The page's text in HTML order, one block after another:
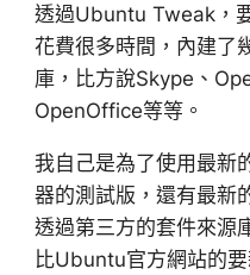
透過Ubuntu Tweak，
花費很多時間，內建了
庫，比方說Skype、
OpenOffice等等。
我自己是為了使用最新
器的測試版，還有最
透過第三方的套件來源
比Ubuntu官方網站的要